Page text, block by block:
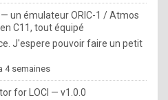
.
I
f
y
o
— un émulateur ORIC-1 / Atmos
C11, tout équipé
J'espere pouvoir faire un petit
4 semaines
for LOCI — v1.0.0